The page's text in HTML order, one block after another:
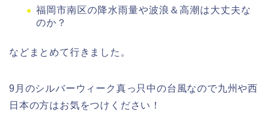
福岡市南区の降水雨量や波浪＆高潮は大丈夫な
のか？
などまとめて行きました。
9月のシルバーウィーク真っ只中の台風なので九州や西
日本の方はお気をつけください！